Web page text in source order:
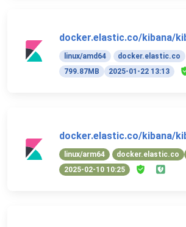
docker.elastic.co/kibana/
linux/amd64
docker.elastic.co
799.87MB
2025-01-22 13:13
docker.elastic.co/kibana/
linux/arm64 docker.elastic.co
2025-02-10 10:25